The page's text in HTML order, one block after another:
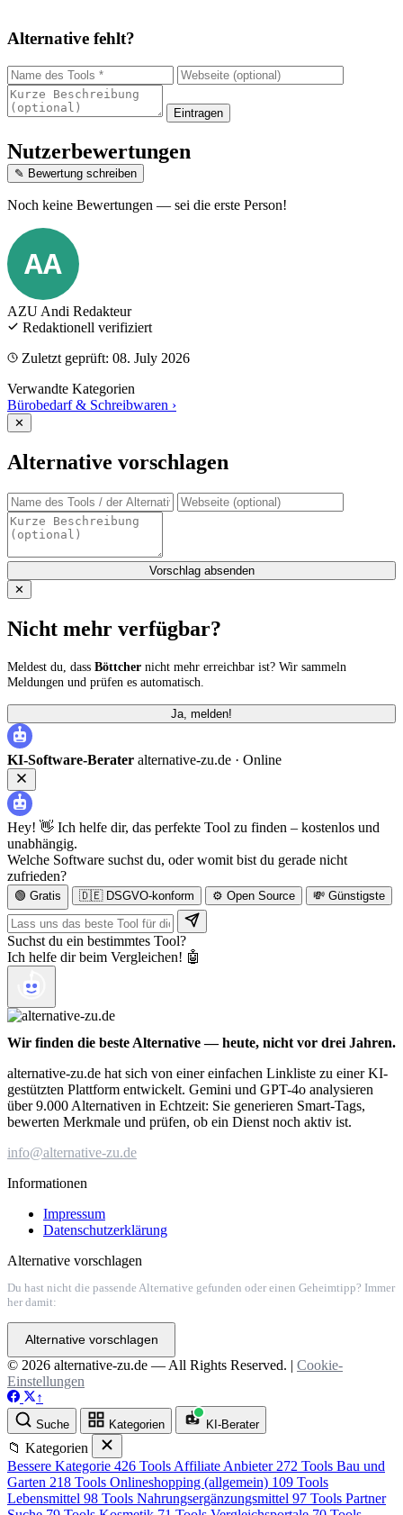
Alternative fehlt?
Eintragen
Nutzerbewertungen
✎ Bewertung schreiben
Noch keine Bewertungen — sei die erste Person!
AA
AZU Andi Redakteur
Redaktionell verifiziert
Zuletzt geprüft: 08. July 2026
Verwandte Kategorien
Bürobedarf & Schreibwaren ›
✕
Alternative vorschlagen
Vorschlag absenden
✕
Nicht mehr verfügbar?
Meldest du, dass Böttcher nicht mehr erreichbar ist? Wir sammeln
Meldungen und prüfen es automatisch.
Ja, melden!
KI-Software-Berater alternative-zu.de · Online
Hey! 👋 Ich helfe dir, das perfekte Tool zu finden – kostenlos und
unabhängig.
Welche Software suchst du, oder womit bist du gerade nicht
zufrieden?
🟢 Gratis 🇩🇪 DSGVO-konform ⚙️ Open Source 💸 Günstigste
Suchst du ein bestimmtes Tool?
Ich helfe dir beim Vergleichen! 🤖
Wir finden die beste Alternative — heute, nicht vor drei Jahren.
alternative-zu.de hat sich von einer einfachen Linkliste zu einer KI-
gestützten Plattform entwickelt. Gemini und GPT-4o analysieren
über 9.000 Alternativen in Echtzeit: Sie generieren Smart-Tags,
bewerten Merkmale und prüfen, ob ein Dienst noch aktiv ist.
info@alternative-zu.de
Informationen
Impressum
Datenschutzerklärung
Alternative vorschlagen
Du hast nicht die passende Alternative gefunden oder einen Geheimtipp? Immer
her damit:
Alternative vorschlagen
© 2026 alternative-zu.de — All Rights Reserved. | Cookie-
Einstellungen
↑
Suche Kategorien KI-Berater
📁 Kategorien
Bessere Kategorie 426 Tools Affiliate Anbieter 272 Tools Bau und
Garten 218 Tools Onlineshopping (allgemein) 109 Tools
Lebensmittel 98 Tools Nahrungsergänzungsmittel 97 Tools Partner